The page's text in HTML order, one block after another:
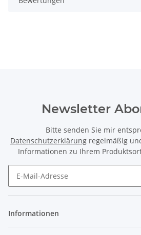
Newsletter
Bitte senden Sie mir
Datenschutzerklärung regelmäßig
Informationen zu Ihrem
Informationen